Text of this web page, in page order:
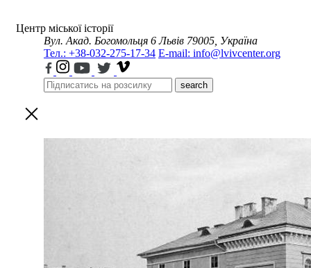
Центр міської історії
Вул. Акад. Богомольця 6 Львів 79005, Україна
Тел.: +38-032-275-17-34 E-mail: info@lvivcenter.org
search